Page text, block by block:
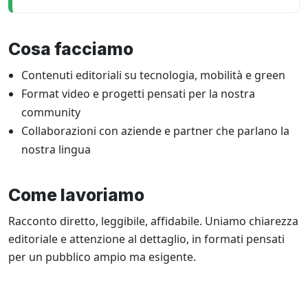
Cosa facciamo
Contenuti editoriali su tecnologia, mobilità e green
Format video e progetti pensati per la nostra
community
Collaborazioni con aziende e partner che parlano la
nostra lingua
Come lavoriamo
Racconto diretto, leggibile, affidabile. Uniamo chiarezza
editoriale e attenzione al dettaglio, in formati pensati
per un pubblico ampio ma esigente.